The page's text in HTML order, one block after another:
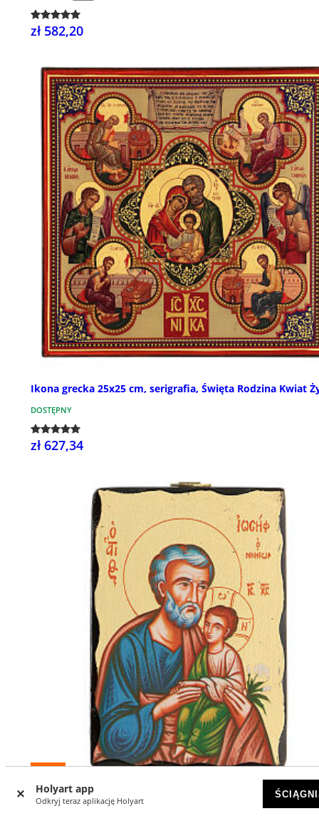
Holyart app
Odkryj teraz aplikację Holyart
zł 582,20
Ikona grecka 25x25 cm, serigrafia, Święta Rodzina Kwiat
DOSTĘPNY
zł 627,34
-20
Ikona Święty Józef serigrafowana 10x7 cm tło złote